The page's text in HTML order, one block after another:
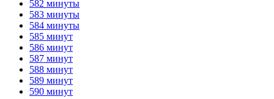
582 минуты
583 минуты
584 минуты
585 минут
586 минут
587 минут
588 минут
589 минут
590 минут